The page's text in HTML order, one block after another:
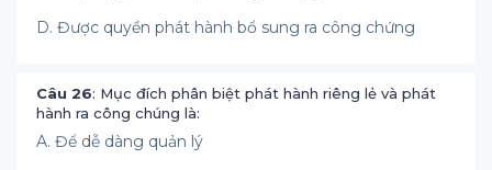
D. Được quyền phát hành bổ sung ra công chứng
Câu 26: Mục đích phân biệt phát hành riêng lẻ và phát
hành ra công chúng là:
A. Để dễ dàng quản lý